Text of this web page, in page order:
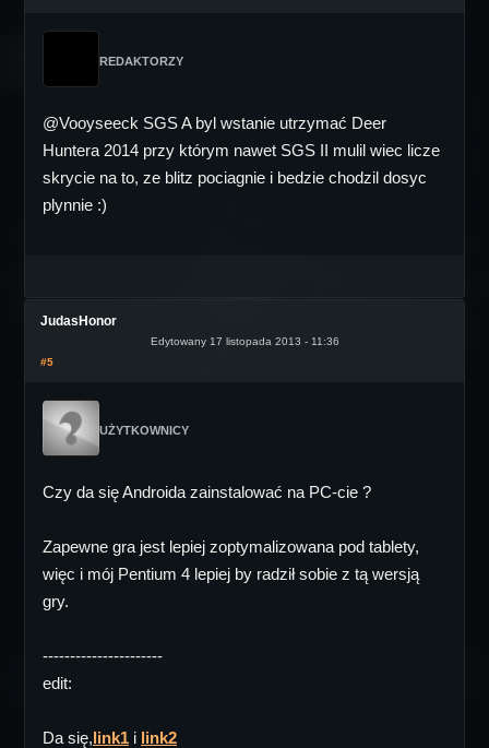
REDAKTORZY
@Vooyseeck SGS A byl wstanie utrzymać Deer
Huntera 2014 przy którym nawet SGS II mulil wiec licze
skrycie na to, ze blitz pociagnie i bedzie chodzil dosyc
plynnie :)
JudasHonor
Edytowany 17 listopada 2013 - 11:36
#5
UŻYTKOWNICY
Czy da się Androida zainstalować na PC-cie ?
Zapewne gra jest lepiej zoptymalizowana pod tablety,
więc i mój Pentium 4 lepiej by radził sobie z tą wersją
gry.
----------------------
edit:
Da się,link1 i link2